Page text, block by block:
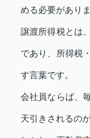
める必要がありま
譲渡所得税とは
であり、所得税
す言葉です。
会社員ならば、
天引きされるの